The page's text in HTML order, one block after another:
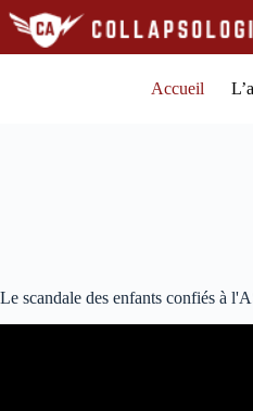
Passer
au
contenu
Accueil
Le scandale des enfants confiés à